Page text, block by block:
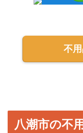
不
八潮市の不